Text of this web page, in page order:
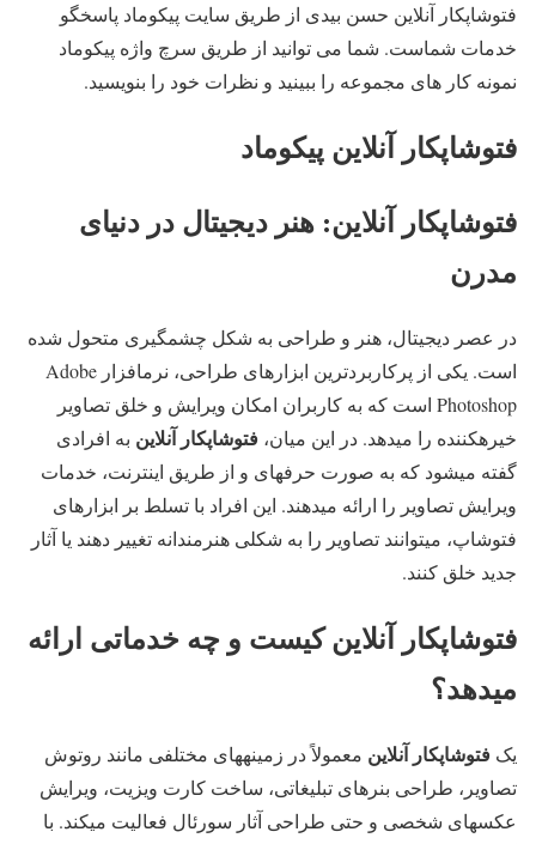
فتوشاپکار آنلاین حسن بیدی از طریق سایت پیکوماد پاسخگو
خدمات شماست. شما می توانید از طریق سرچ واژه پیکوماد
نمونه کار های مجموعه را ببینید و نظرات خود را بنویسید.
فتوشاپکار آنلاین پیکوماد
فتوشاپکار آنلاین: هنر دیجیتال در دنیای
مدرن
در عصر دیجیتال، هنر و طراحی به شکل چشمگیری متحول شده
است. یکی از پرکاربردترین ابزارهای طراحی، نرمافزار Adobe
Photoshop است که به کاربران امکان ویرایش و خلق تصاویر
خیرهکننده را میدهد. در این میان، فتوشاپکار آنلاین به افرادی
گفته میشود که به صورت حرفهای و از طریق اینترنت، خدمات
ویرایش تصاویر را ارائه میدهند. این افراد با تسلط بر ابزارهای
فتوشاپ، میتوانند تصاویر را به شکلی هنرمندانه تغییر دهند یا آثار
جدید خلق کنند.
فتوشاپکار آنلاین کیست و چه خدماتی ارائه
میدهد؟
یک فتوشاپکار آنلاین معمولاً در زمینههای مختلفی مانند روتوش
تصاویر، طراحی بنرهای تبلیغاتی، ساخت کارت ویزیت، ویرایش
عکسهای شخصی و حتی طراحی آثار سورئال فعالیت میکند. با